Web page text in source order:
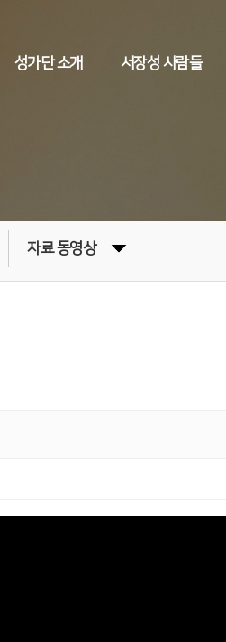
성가단 소개 서장성 사람들
자료 동영상